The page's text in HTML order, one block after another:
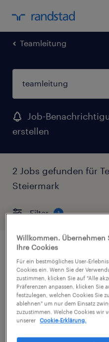
Teamleitung
Job-
erstellen
2 Jobs gefunden für
Steiermark
Filter 1
Schichtleiter:in
Weiz, Steiermark
Festanstellung
€3,552 pro monat
Willkommen. Übernehmen
Ihre Cookies
Für ein bestmögliches User-
Cookies ein. Wenn Sie der
zustimmen, klicken Sie auf "Alle
Präferenzen anpassen, klicken Sie
festzulegen, welchen Cookies Sie
ablehnen" um nur dem Einsatz
zuzustimmen. Welche Cookies wir
unserer
Cookie-Erklärung.